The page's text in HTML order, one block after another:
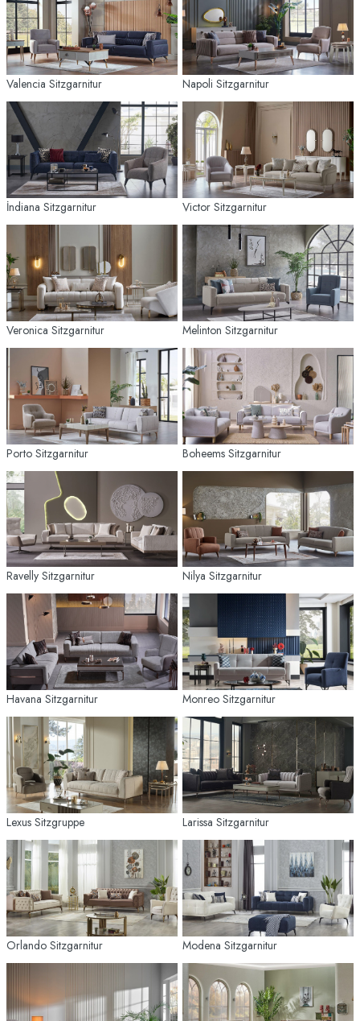
Valencia Sitzgarnitur Napoli Sitzgarnitur
İndiana Sitzgarnitur Victor Sitzgarnitur
Veronica Sitzgarnitur Melinton Sitzgarnitur
Porto Sitzgarnitur Boheems Sitzgarnitur
Ravelly Sitzgarnitur Nilya Sitzgarnitur
Havana Sitzgarnitur Monreo Sitzgarnitur
Lexus Sitzgruppe Larissa Sitzgarnitur
Orlando Sitzgarnitur Modena Sitzgarnitur